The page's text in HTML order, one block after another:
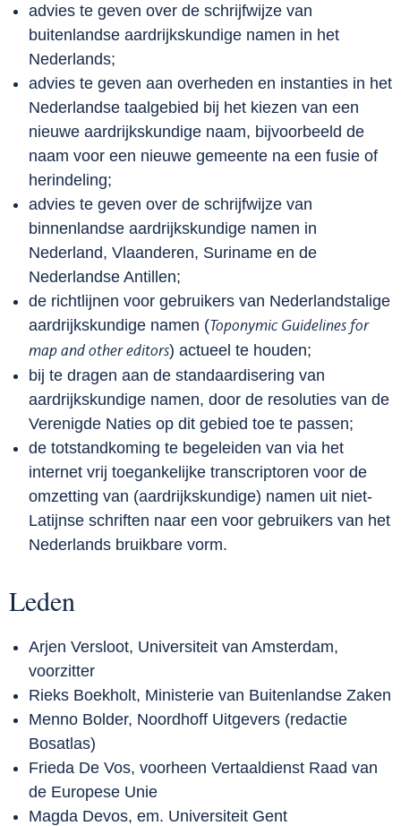
advies te geven over de schrijfwijze van
buitenlandse aardrijkskundige namen in het
Nederlands;
advies te geven aan overheden en instanties in het
Nederlandse taalgebied bij het kiezen van een
nieuwe aardrijkskundige naam, bijvoorbeeld de
naam voor een nieuwe gemeente na een fusie of
herindeling;
advies te geven over de schrijfwijze van
binnenlandse aardrijkskundige namen in
Nederland, Vlaanderen, Suriname en de
Nederlandse Antillen;
de richtlijnen voor gebruikers van Nederlandstalige
aardrijkskundige namen (Toponymic Guidelines for
map and other editors) actueel te houden;
bij te dragen aan de standaardisering van
aardrijkskundige namen, door de resoluties van de
Verenigde Naties op dit gebied toe te passen;
de totstandkoming te begeleiden van via het
internet vrij toegankelijke transcriptoren voor de
omzetting van (aardrijkskundige) namen uit niet-
Latijnse schriften naar een voor gebruikers van het
Nederlands bruikbare vorm.
Leden
Arjen Versloot, Universiteit van Amsterdam,
voorzitter
Rieks Boekholt, Ministerie van Buitenlandse Zaken
Menno Bolder, Noordhoff Uitgevers (redactie
Bosatlas)
Frieda De Vos, voorheen Vertaaldienst Raad van
de Europese Unie
Magda Devos, em. Universiteit Gent